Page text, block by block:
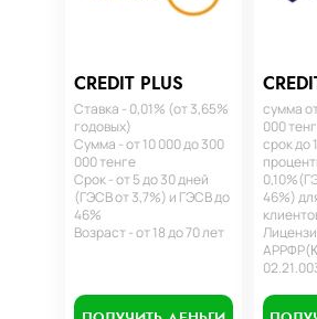
CREDIT PLUS
Ставка - 0,01% (от 3,65%
годовых)
Сумма - от 10 000 до 300
000 тенге
Срок - от 5 до 30 дней
(ГЭСВ от 3,7%) и ГЭСВ до
46%
Возраст - от 18 до 70 лет
сумма
000
срок до
46%)